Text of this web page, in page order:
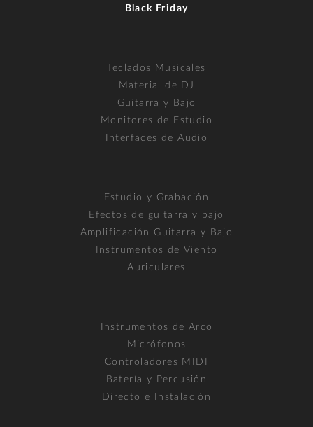
Black Friday
Teclados Musicales
Material de DJ
Guitarra y Bajo
Monitores de Estudio
Interfaces de Audio
Estudio y Grabación
Efectos de guitarra y bajo
Amplificación Guitarra y Bajo
Instrumentos de Viento
Auriculares
Instrumentos de Arco
Micrófonos
Controladores MIDI
Batería y Percusión
Directo e Instalación